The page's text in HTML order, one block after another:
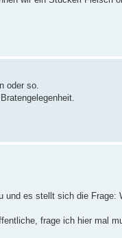
oder so.
es stellt sich die Frage:
frage ich hier mal